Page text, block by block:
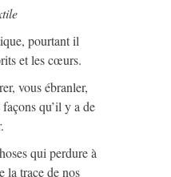
pourtant il
et les cœurs.
vous ébranler,
qu’il y a de
qui perdure à
la trace de nos